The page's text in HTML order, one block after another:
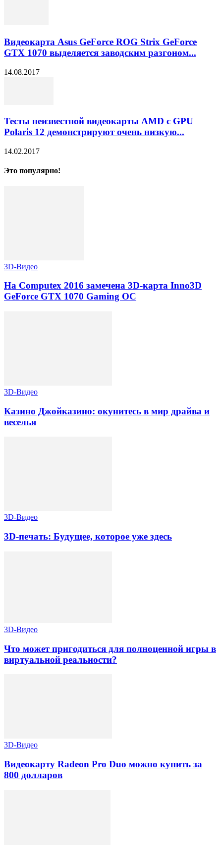
Видеокарта Asus GeForce ROG Strix GeForce
GTX 1070 выделяется заводским разгоном...
14.08.2017
Тесты неизвестной видеокарты AMD с GPU
Polaris 12 демонстрируют очень низкую...
14.02.2017
Это популярно!
3D-Видео
На Computex 2016 замечена 3D-карта Inno3D
GeForce GTX 1070 Gaming OC
3D-Видео
Казино Джойказино: окунитесь в мир драйва и
веселья
3D-Видео
3D-печать: Будущее, которое уже здесь
3D-Видео
Что может пригодиться для полноценной игры в
виртуальной реальности?
3D-Видео
Видеокарту Radeon Pro Duo можно купить за
800 долларов